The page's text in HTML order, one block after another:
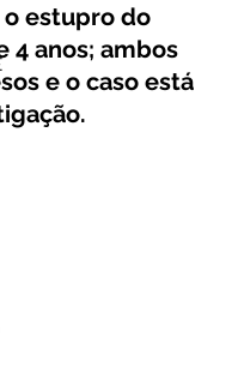
estupro do
4 anos; ambos
e o caso está